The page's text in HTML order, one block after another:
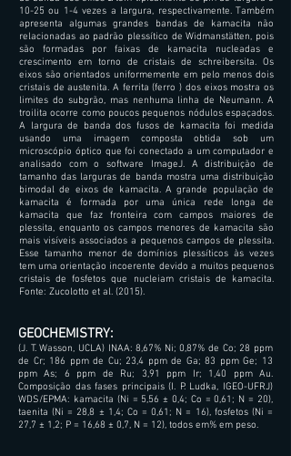
10-25 ou 1-4 vezes a largura, respectivamente. Também
apresenta algumas grandes bandas de kamacita não
relacionadas ao padrão plessítico de Widmanstätten, pois
são formadas por faixas de kamacita nucleadas e
crescimento em torno de cristais de schreibersita. Os
eixos são orientados uniformemente em pelo menos dois
cristais de austenita. A ferrita (ferro ) dos eixos mostra os
limites do subgrão, mas nenhuma linha de Neumann. A
troilita ocorre como poucos pequenos nódulos espaçados.
A largura de banda dos fusos de kamacita foi medida
usando uma imagem composta obtida sob um
microscópio óptico que foi conectado a um computador e
analisado com o software ImageJ. A distribuição de
tamanho das larguras de banda mostra uma distribuição
bimodal de eixos de kamacita. A grande população de
kamacita é formada por uma única rede longa de
kamacita que faz fronteira com campos maiores de
plessita, enquanto os campos menores de kamacita são
mais visíveis associados a pequenos campos de plessita.
Esse tamanho menor de domínios plessíticos às vezes
tem uma orientação incoerente devido a muitos pequenos
cristais de fosfetos que nucleiam cristais de kamacita.
Fonte: Zucolotto et al. (2015).
GEOCHEMISTRY:
(J. T. Wasson, UCLA) INAA: 8,67% Ni; 0,87% de Co; 28 ppm
de Cr; 186 ppm de Cu; 23,4 ppm de Ga; 83 ppm Ge; 13
ppm As; 6 ppm de Ru; 3,91 ppm Ir; 1,40 ppm Au.
Composição das fases principais (I. P. Ludka, IGEO-UFRJ)
WDS/EPMA: kamacita (Ni = 5,56 ± 0,4; Co = 0,61; N = 20),
taenita (Ni = 28,8 ± 1,4; Co = 0,61; N = 16), fosfetos (Ni =
27,7 ± 1,2; P = 16,68 ± 0,7, N = 12), todos em% em peso.